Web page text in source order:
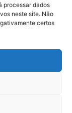
processar dados
neste site. Não
certos
os Direitos